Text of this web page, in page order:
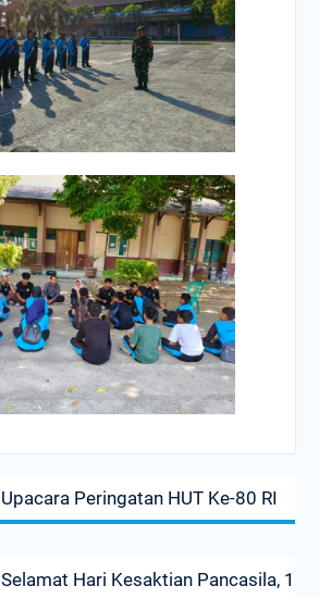
post:
Upacara Peringatan HUT Ke-80 RI
Next
post:
Selamat Hari Kesaktian Pancasila, 1